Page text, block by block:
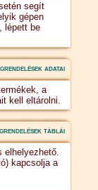
segít
gépen
lépett be
adatai
a
kell eltárolni.
táblái
elhelyezhető.
kapcsolja a